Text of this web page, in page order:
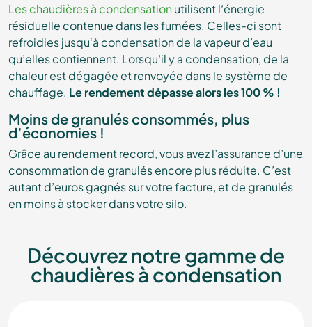
Les chaudières à condensation utilisent l‘énergie
résiduelle contenue dans les fumées. Celles-ci sont
refroidies jusqu‘à condensation de la vapeur d’eau
qu’elles contiennent. Lorsqu‘il y a condensation, de la
chaleur est dégagée et renvoyée dans le système de
chauffage. Le rendement dépasse alors les 100 % !
Moins de granulés consommés, plus
d’économies !
Grâce au rendement record, vous avez l’assurance d’une
consommation de granulés encore plus réduite. C’est
autant d’euros gagnés sur votre facture, et de granulés
en moins à stocker dans votre silo.
Découvrez notre gamme de
chaudières à condensation